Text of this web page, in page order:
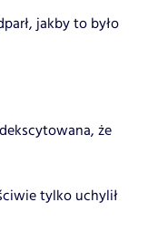
jakby to było
że
tylko uchylił